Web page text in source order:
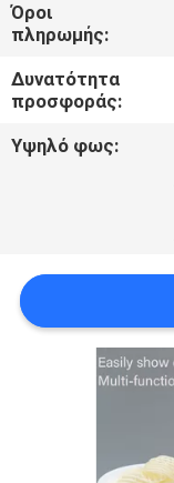
ΖΗΤΉΣΤΕ
ΈΝΑ
ΑΠΌΣΠΑΣΜΑ
POLICY
Όροι
πληρωμής:
Δυνατότητα
προσφοράς:
Υψηλό φως: